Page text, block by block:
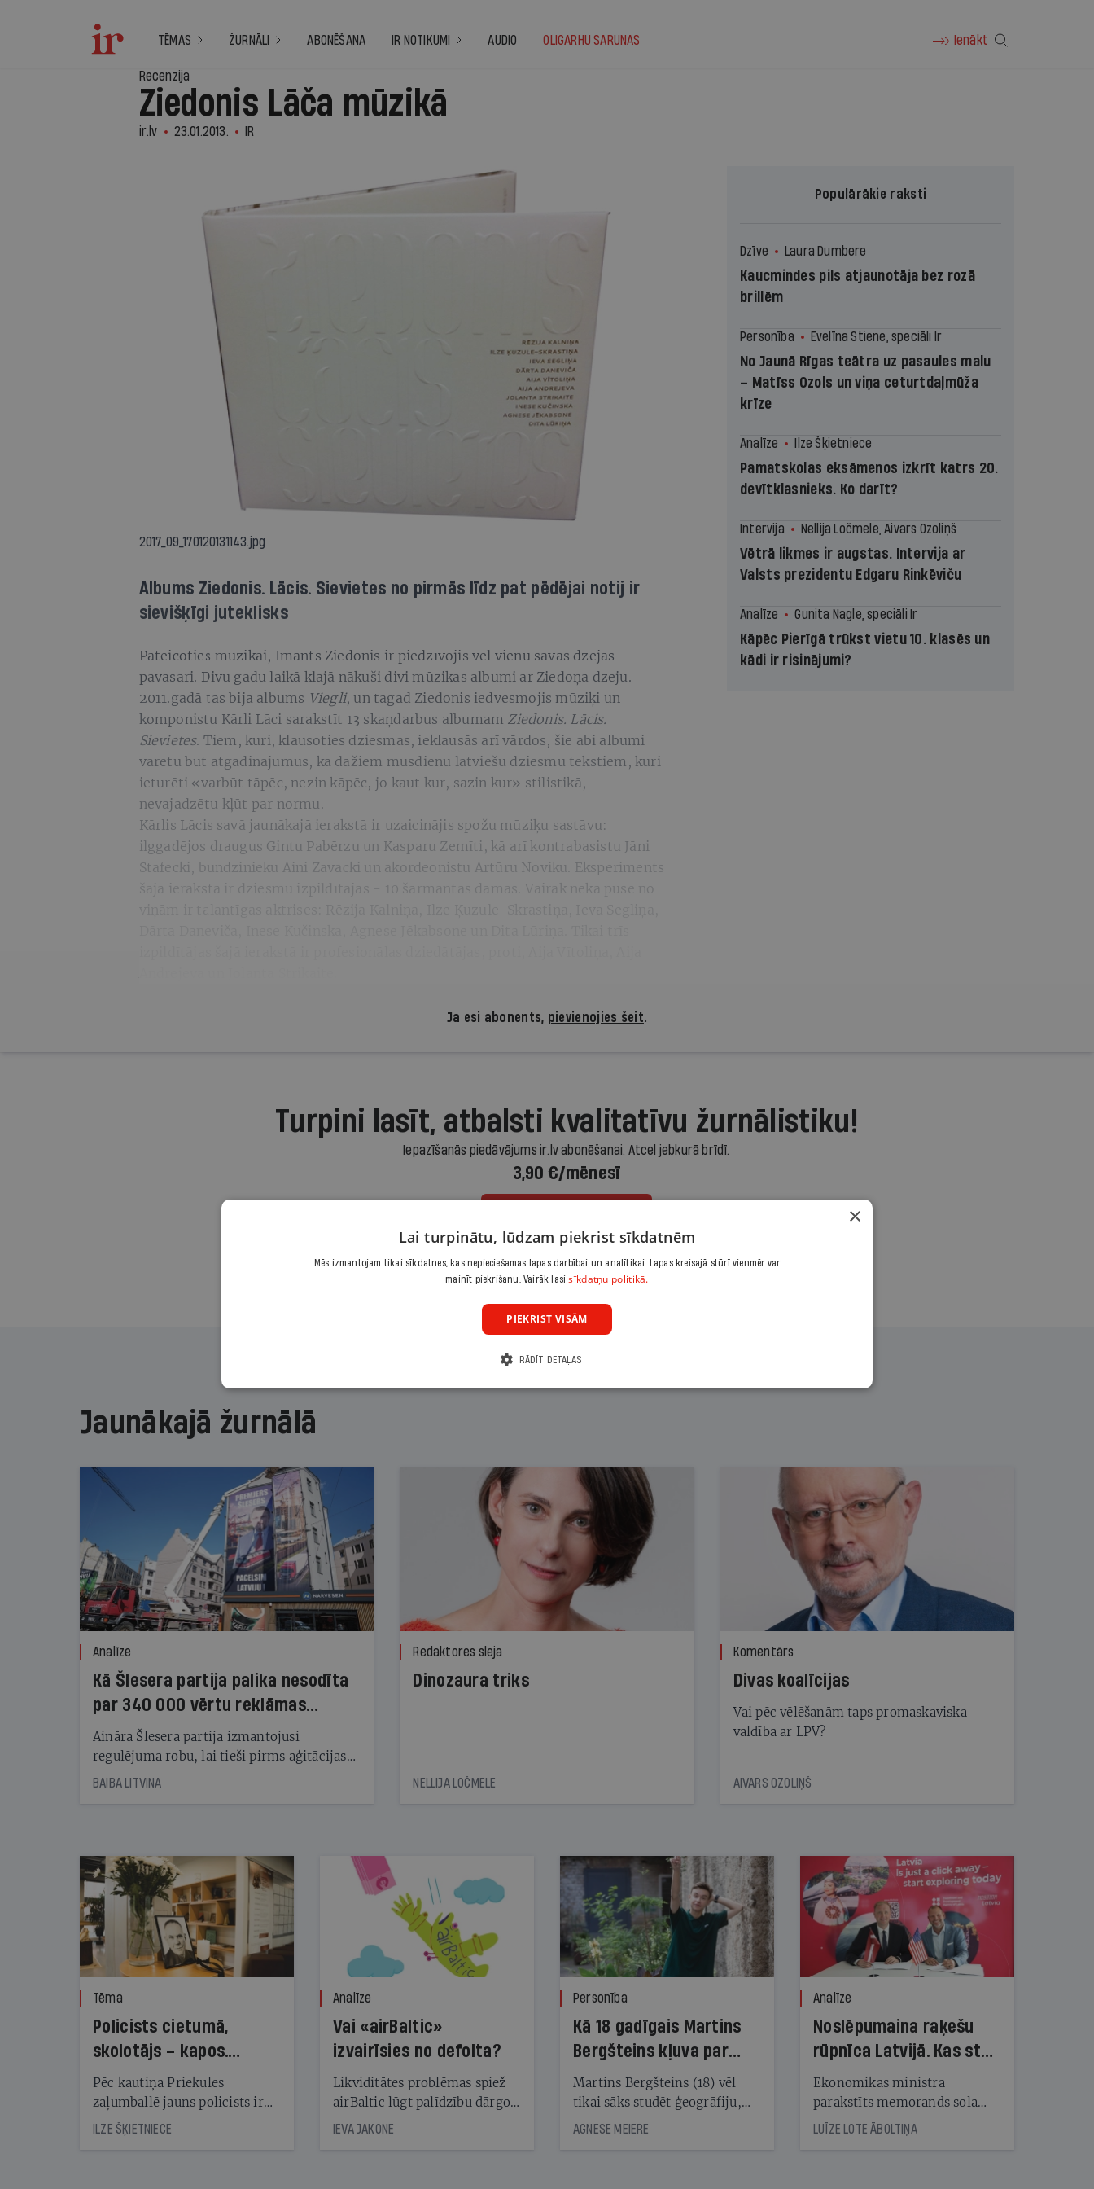
TĒMAS ŽURNĀLI ABONĒŠANA IR NOTIKUMI AUDIO OLIGARHU SARUNAS Ienākt
Recenzija
Ziedonis Lāča mūzikā
ir.lv 23.01.2013. IR
2017_09_170120131143.jpg
Albums Ziedonis. Lācis. Sievietes no pirmās līdz pat pēdējai notij ir
sievišķīgi juteklisks
Pateicoties mūzikai, Imants Ziedonis ir piedzīvojis vēl vienu savas dzejas
pavasari. Divu gadu laikā klajā nākuši divi mūzikas albumi ar Ziedoņa dzeju.
2011.gadā tas bija albums Viegli, un tagad Ziedonis iedvesmojis mūziķi un
komponistu Kārli Lāci sarakstīt 13 skaņdarbus albumam Ziedonis. Lācis.
Sievietes. Tiem, kuri, klausoties dziesmas, ieklausās arī vārdos, šie abi albumi
varētu būt atgādinājumus, ka dažiem mūsdienu latviešu dziesmu tekstiem, kuri
ieturēti «varbūt tāpēc, nezin kāpēc, jo kaut kur, sazin kur» stilistikā,
nevajadzētu kļūt par normu.
Kārlis Lācis savā jaunākajā ierakstā ir uzaicinājis spožu mūziķu sastāvu:
ilggadējos draugus Gintu Pabērzu un Kasparu Zemīti, kā arī kontrabasistu Jāni
Stafecki, bundzinieku Aini Zavacki un akordeonistu Artūru Noviku. Eksperiments
šajā ierakstā ir dziesmu izpildītājas - 10 šarmantas dāmas. Vairāk nekā puse no
Populārākie raksti
Dzīve Laura Dumbere
Kaucmindes pils atjaunotāja bez rozā
brillēm
Personība Evelīna Stiene, speciāli Ir
No Jaunā Rīgas teātra uz pasaules malu
– Matīss Ozols un viņa ceturtdaļmūža
krīze
Analīze Ilze Šķietniece
Pamatskolas eksāmenos izkrīt katrs 20.
devītklasnieks. Ko darīt?
Intervija Nellija Ločmele, Aivars Ozoliņš
Vētrā likmes ir augstas. Intervija ar
Valsts prezidentu Edgaru Rinkēviču
Analīze Gunita Nagle, speciāli Ir
Kāpēc Pierīgā trūkst vietu 10. klasēs un
kādi ir risinājumi?
Ja esi abonents, pievienojies šeit.
Turpini lasīt, atbalsti kvalitatīvu žurnālistiku!
Iepazīšanās piedāvājums ir.lv abonēšanai. Atcel jebkurā brīdī.
3,90 €/mēnesī
Citas abonēšanas iespējas meklē šeit
Jaunākajā žurnālā
Analīze
Kā Šlesera partija palika nesodīta
par 340 000 vērtu reklāmas
kampaņu
Aināra Šlesera partija izmantojusi
regulējuma robu, lai tieši pirms aģitācijas
starta izreklamētos par summu, kas
BAIBA LITVINA
Redaktores sleja
Dinozaura triks
NELLIJA LOČMELE
Komentārs
Divas koalīcijas
Vai pēc vēlēšanām taps promaskaviska
valdība ar LPV?
AIVARS OZOLIŅŠ
Tēma
Policists cietumā,
skolotājs – kapos.
Reibuma cena Priekulē
Pēc kautiņa Priekules
zaļumballē jauns policists ir
nonācis cietumā, bet
cienījams pedagogs — kapos.
ILZE ŠĶIETNIECE
Analīze
Vai «airBaltic»
izvairīsies no defolta?
Likviditātes problēmas spiež
airBaltic lūgt palīdzību dārgo
obligāciju turētājiem, taču
IEVA JAKONE
Personība
Kā 18 gadīgais Martins
Bergšteins kļuva par
laika ziņu seju?
Martins Bergšteins (18) vēl
tikai sāks studēt ģeogrāfiju,
bet viņa sacītajam jau uzticas
AGNESE MEIERE
Analīze
Noslēpumaina raķešu
rūpnīca Latvijā. Kas stāv
aiz vērienīgā
priekšvēlēšanu
solījuma?
Ekonomikas ministra
parakstīts memorands sola
Latvijā būvēt artilērijas raķešu
rūpnīcu, taču ASV investoram
LUĪZE LOTE ĀBOLTIŅA
×
Lai turpinātu, lūdzam piekrist sīkdatnēm
Mēs izmantojam tikai sīkdatnes, kas nepieciešamas lapas darbībai un analītikai. Lapas kreisajā stūrī vienmēr var
mainīt piekrišanu. Vairāk lasisīkdatņu politikā.
PIEKRIST VISĀM
RĀDĪT DETAĻAS